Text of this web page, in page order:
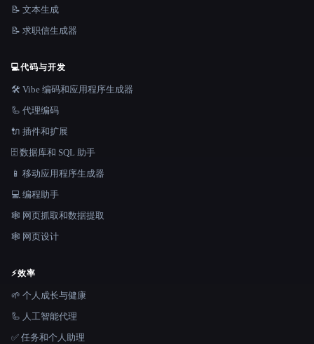
📝 文本生成
📝 求职信生成器
💻代码与开发
🛠️ Vibe 编码和应用程序生成器
🦾 代理编码
🔌 插件和扩展
🗄️ 数据库和 SQL 助手
📱 移动应用程序生成器
💻 编程助手
🕸️ 网页抓取和数据提取
🕸 网页设计
⚡效率
🌱 个人成长与健康
🦾 人工智能代理
✅ 任务和个人助理